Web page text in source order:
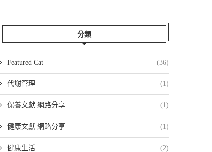
分類
Featured Cat (36)
代謝管理 (1)
保養文獻 網路分享 (1)
健康文獻 網路分享 (1)
健康生活 (2)